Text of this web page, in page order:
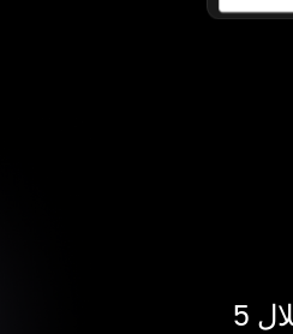
ادفع بالكريبتو في أي مكان. احصل على بطاقتك خلال 5